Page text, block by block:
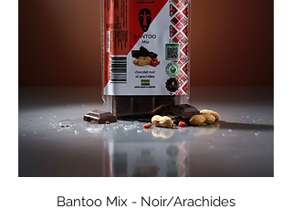
Bantoo Mix - Noir/Arachides